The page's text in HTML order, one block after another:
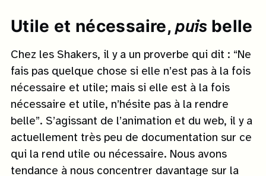
Utile et nécessaire,puisbelle
Chez les Shakers, il y a un proverbe qui dit : “Ne
fais pas quelque chose si elle n’est pas à la fois
nécessaire et utile; mais si elle est à la fois
nécessaire et utile, n’hésite pas à la rendre
belle”. S’agissant de l’animation et du web, il y a
actuellement très peu de documentation sur ce
qui la rend utile ou nécessaire. Nous avons
tendance à nous concentrer davantage sur la